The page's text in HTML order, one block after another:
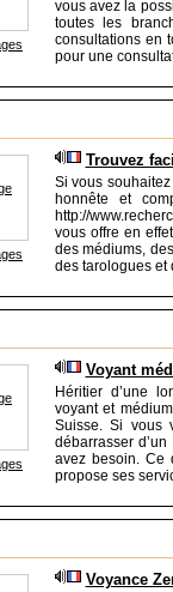
vous avez la
toutes les
consultations en
pour une
Trouvez
Si vous
honnête et
http://
vous offre en
des médiums,
des tarologues et
Voyant
Héritier d’une
voyant et
Suisse. Si vous
débarrasser
avez besoin. Ce
propose ses
Voyance